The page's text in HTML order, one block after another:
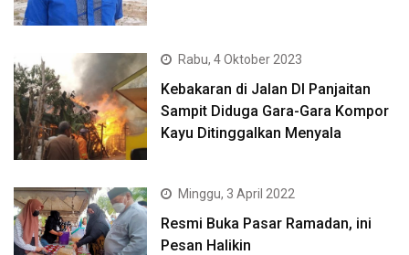
Rabu, 4 Oktober 2023
Kebakaran di Jalan DI Panjaitan
Sampit Diduga Gara-Gara Kompor
Kayu Ditinggalkan Menyala
Minggu, 3 April 2022
Resmi Buka Pasar Ramadan, ini
Pesan Halikin